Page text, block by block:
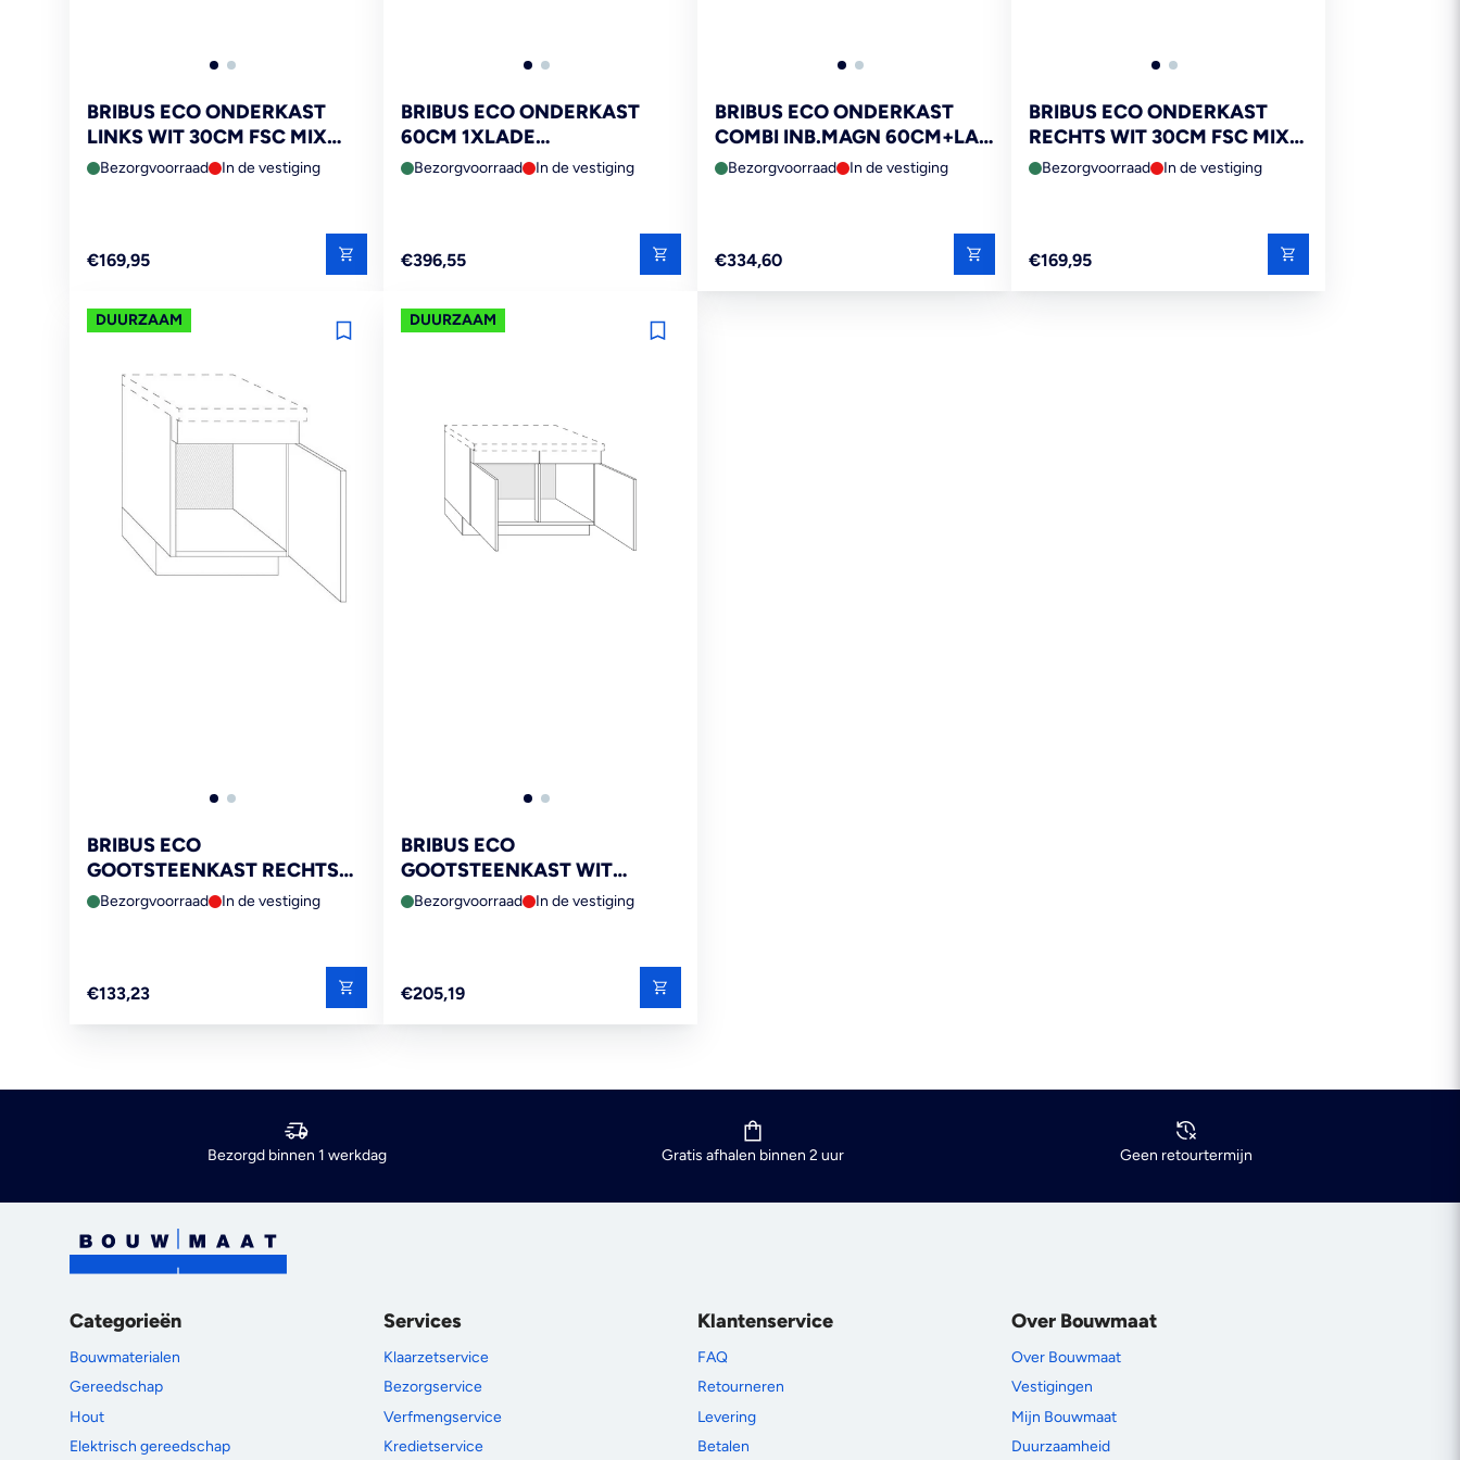
BRIBUS ECO ONDERKAST
LINKS WIT 30CM FSC MIX
70%
Bezorgvoorraad In de vestiging
Reguliere
€169,95
BRIBUS ECO ONDERKAST
60CM 1XLADE
2XVOORRAADLA FSC MIX
Bezorgvoorraad In de vestiging
Reguliere
€396,55
BRIBUS ECO ONDERKAST
COMBI INB.MAGN 60CM+LA
STELPOTEN NISMAAT 45CM
Bezorgvoorraad In de vestiging
Reguliere
€334,60
BRIBUS ECO ONDERKAST
RECHTS WIT 30CM FSC MIX
70%
Bezorgvoorraad In de vestiging
Reguliere
€169,95
DUURZAAM
BRIBUS ECO
GOOTSTEENKAST RECHTS
50CM MET STELPOTEN 19MM
Bezorgvoorraad In de vestiging
Reguliere
€133,23
DUURZAAM
BRIBUS ECO
GOOTSTEENKAST WIT
100(50-50)CM 2-DEURS FSC
Bezorgvoorraad In de vestiging
Reguliere
€205,19
Bezorgd binnen 1 werkdag Gratis afhalen binnen 2 uur Geen retourtermijn
Categorieën
Bouwmaterialen
Gereedschap
Hout
Elektrisch gereedschap
Services
Klaarzetservice
Bezorgservice
Verfmengservice
Kredietservice
Klantenservice
FAQ
Retourneren
Levering
Betalen
Over Bouwmaat
Over Bouwmaat
Vestigingen
Mijn Bouwmaat
Duurzaamheid